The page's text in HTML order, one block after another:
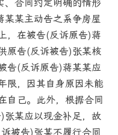
、合同约定明确的情形
某主动告之系争房屋
，在被告(反诉原告)蒋
原告(反诉被告)张某核
告(反诉原告)蒋某某应
限，因其自身原因未能
自己。此外，根据合同
张某应以现金补足，故
被告)张某不履行合同